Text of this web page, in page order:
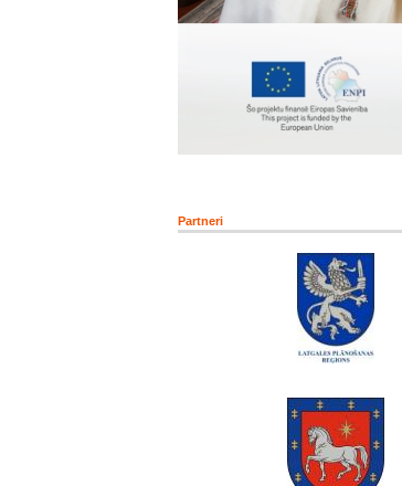
Partneri